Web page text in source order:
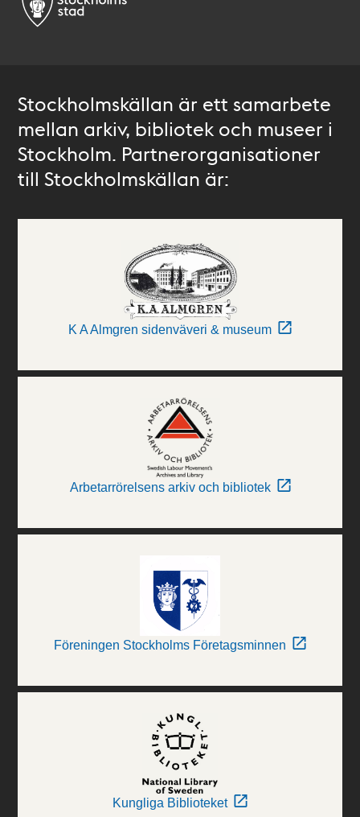
Stockholmskällan är ett samarbete
mellan arkiv, bibliotek och museer i
Stockholm. Partnerorganisationer
till Stockholmskällan är:
K A Almgren sidenväveri & museum
Arbetarrörelsens arkiv och bibliotek
Föreningen Stockholms Företagsminnen
Kungliga Biblioteket